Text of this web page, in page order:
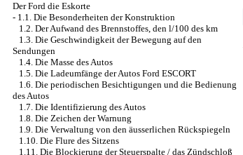
Der Ford die Eskorte
- 1.1. Die Besonderheiten der Konstruktion
1.2. Der Aufwand des Brennstoffes, den l/100 des km
1.3. Die Geschwindigkeit der Bewegung auf den
Sendungen
1.4. Die Masse des Autos
1.5. Die Ladeumfänge der Autos Ford ESCORT
1.6. Die periodischen Besichtigungen und die Bedienung
des Autos
1.7. Die Identifizierung des Autos
1.8. Die Zeichen der Warnung
1.9. Die Verwaltung von den äusserlichen Rückspiegeln
1.10. Die Flure des Sitzens
1.11. Die Blockierung der Steuerspalte / das Zündschloß